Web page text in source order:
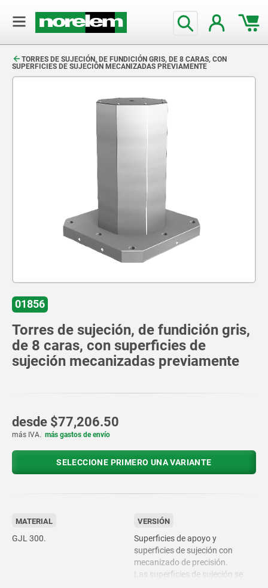
TORRES DE SUJECIÓN, DE FUNDICIÓN GRIS, DE 8 CARAS, CON
SUPERFICIES DE SUJECIÓN MECANIZADAS PREVIAMENTE
01856
Torres de sujeción, de fundición gris,
de 8 caras, con superficies de
sujeción mecanizadas previamente
desde $77,206.50
más IVA. más gastos de envío
SELECCIONE PRIMERO UNA VARIANTE
MATERIAL
GJL 300.
VERSIÓN
Superficies de apoyo y
superficies de sujeción con
mecanizado de precisión.
Las superficies de sujeción se